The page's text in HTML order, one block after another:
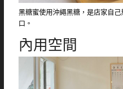
黑糖蜜使用沖繩黑糖，是店家自
口。
內用空間